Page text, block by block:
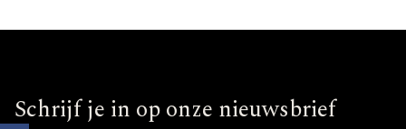
Schrijf je in op onze nieuwsbrief